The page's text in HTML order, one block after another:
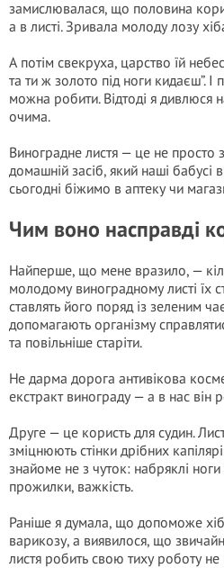
замислювалася, що половина
а в листі. Зривала молоду лозу
А потім свекруха, царство їй
та ти ж золото під ноги кидаєш”.
можна робити. Відтоді я дивлюся
очима.
Виноградне листя — це не просто
домашній засіб, який наші бабусі
сьогодні біжимо в аптеку чи
Чим воно насправді
Найперше, що мене вразило, —
молодому виноградному листі їх
ставлять його поряд із зеленим
допомагають організму
та повільніше старіти.
Не дарма дорога антивікова
екстракт винограду — а в нас він
Друге — це користь для судин.
зміцнюють стінки дрібних
знайоме не з чуток: набряклі
прожилки, важкість.
Раніше я думала, що допоможе
варикозу, а виявилося, що
листя робить свою тиху роботу не